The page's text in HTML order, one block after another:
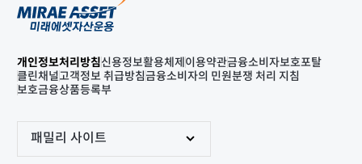
개인정보처리방침신용정보활용체제 이용약관금융소비자보호포탈
클린채널고객정보 취급방침금융소비자의 민원분쟁 처리 지침
보호금융상품등록부
패밀리 사이트